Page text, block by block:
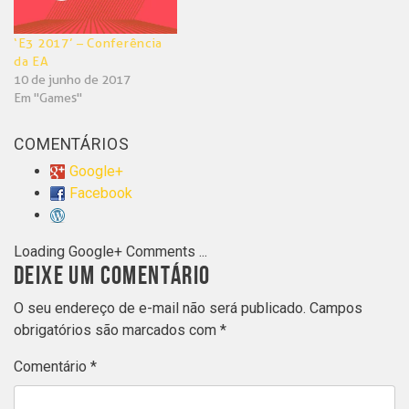
‘E3 2017’ – Conferência
da EA
10 de junho de 2017
Em "Games"
COMENTÁRIOS
Google+
Facebook
Loading Google+ Comments ...
DEIXE UM COMENTÁRIO
O seu endereço de e-mail não será publicado. Campos
obrigatórios são marcados com *
Comentário *